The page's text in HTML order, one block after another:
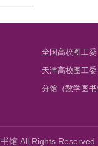
全国高校图工委
天津高校图工委
分馆（数学图书
馆 All Rights Reserved